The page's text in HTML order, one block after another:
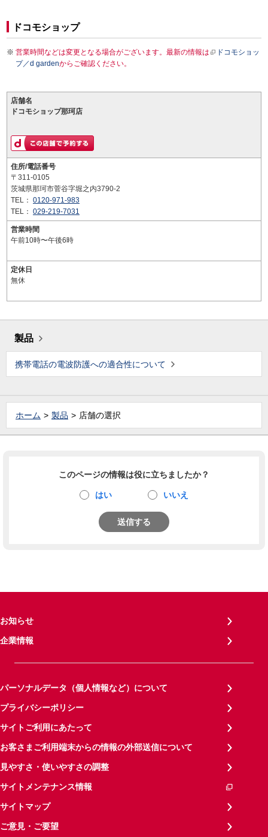
ドコモショップ
営業時間などは変更となる場合がございます。最新の情報は
ドコモショッ
プ／d gardenからご確認ください。
店舗名
ドコモショップ那珂店
住所/電話番号
〒311-0105
茨城県那珂市菅谷字堀之内3790-2
TEL： 0120-971-983
TEL： 029-219-7031
営業時間
午前10時〜午後6時
定休日
無休
製品
携帯電話の電波防護への適合性について
ホーム 製品 店舗の選択
このページの情報は役に立ちましたか？
はい いいえ
送信する
お知らせ
企業情報
パーソナルデータ（個人情報など）について
プライバシーポリシー
サイトご利用にあたって
お客さまご利用端末からの情報の外部送信について
見やすさ・使いやすさの調整
サイトメンテナンス情報
サイトマップ
ご意見・ご要望